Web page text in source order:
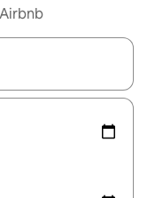
med upp- och